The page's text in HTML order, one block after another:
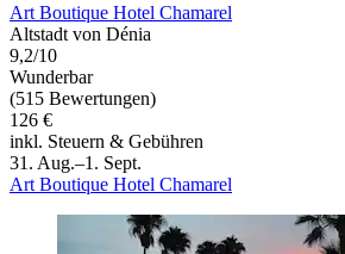
Art Boutique Hotel Chamarel
Altstadt von Dénia
9,2/10
Wunderbar
(515 Bewertungen)
126 €
inkl. Steuern & Gebühren
31. Aug.–1. Sept.
Art Boutique Hotel Chamarel